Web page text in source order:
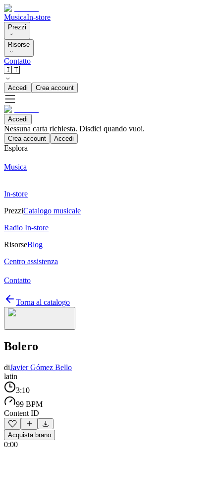
MusicaIn-store
Prezzi
Risorse
Contatto
🇮🇹
Accedi Crea account
Accedi
Nessuna carta richiesta. Disdici quando vuoi.
Crea account Accedi
Esplora
Musica
In-store
PrezziCatalogo musicale
Radio In-store
RisorseBlog
Centro assistenza
Contatto
Torna al catalogo
Bolero
diJavier Gómez Bello
latin
3:10
99 BPM
Content ID
Acquista brano
0:00